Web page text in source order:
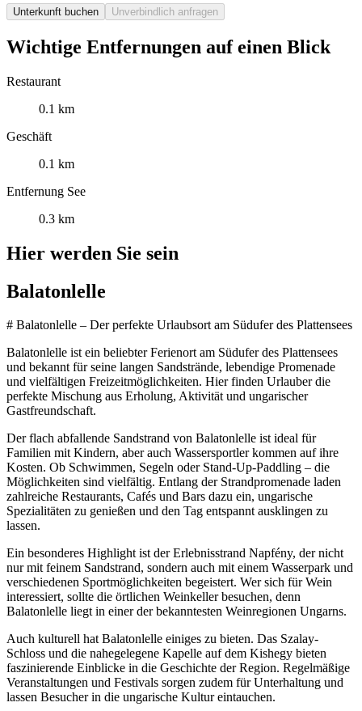
Unterkunft buchen Unverbindlich anfragen
Wichtige Entfernungen auf einen Blick
Restaurant
0.1 km
Geschäft
0.1 km
Entfernung See
0.3 km
Hier werden Sie sein
Balatonlelle
# Balatonlelle – Der perfekte Urlaubsort am Südufer des Plattensees
Balatonlelle ist ein beliebter Ferienort am Südufer des Plattensees
und bekannt für seine langen Sandstrände, lebendige Promenade
und vielfältigen Freizeitmöglichkeiten. Hier finden Urlauber die
perfekte Mischung aus Erholung, Aktivität und ungarischer
Gastfreundschaft.
Der flach abfallende Sandstrand von Balatonlelle ist ideal für
Familien mit Kindern, aber auch Wassersportler kommen auf ihre
Kosten. Ob Schwimmen, Segeln oder Stand-Up-Paddling – die
Möglichkeiten sind vielfältig. Entlang der Strandpromenade laden
zahlreiche Restaurants, Cafés und Bars dazu ein, ungarische
Spezialitäten zu genießen und den Tag entspannt ausklingen zu
lassen.
Ein besonderes Highlight ist der Erlebnisstrand Napfény, der nicht
nur mit feinem Sandstrand, sondern auch mit einem Wasserpark und
verschiedenen Sportmöglichkeiten begeistert. Wer sich für Wein
interessiert, sollte die örtlichen Weinkeller besuchen, denn
Balatonlelle liegt in einer der bekanntesten Weinregionen Ungarns.
Auch kulturell hat Balatonlelle einiges zu bieten. Das Szalay-
Schloss und die nahegelegene Kapelle auf dem Kishegy bieten
faszinierende Einblicke in die Geschichte der Region. Regelmäßige
Veranstaltungen und Festivals sorgen zudem für Unterhaltung und
lassen Besucher in die ungarische Kultur eintauchen.